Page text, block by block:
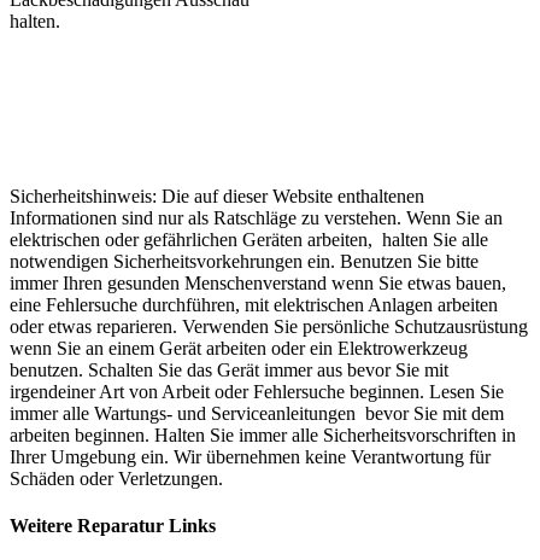
halten.
Sicherheitshinweis: Die auf dieser Website enthaltenen
Informationen sind nur als Ratschläge zu verstehen. Wenn Sie an
elektrischen oder gefährlichen Geräten arbeiten, halten Sie alle
notwendigen Sicherheitsvorkehrungen ein. Benutzen Sie bitte
immer Ihren gesunden Menschenverstand wenn Sie etwas bauen,
eine Fehlersuche durchführen, mit elektrischen Anlagen arbeiten
oder etwas reparieren. Verwenden Sie persönliche Schutzausrüstung
wenn Sie an einem Gerät arbeiten oder ein Elektrowerkzeug
benutzen. Schalten Sie das Gerät immer aus bevor Sie mit
irgendeiner Art von Arbeit oder Fehlersuche beginnen. Lesen Sie
immer alle Wartungs- und Serviceanleitungen bevor Sie mit dem
arbeiten beginnen. Halten Sie immer alle Sicherheitsvorschriften in
Ihrer Umgebung ein. Wir übernehmen keine Verantwortung für
Schäden oder Verletzungen.
Weitere Reparatur Links